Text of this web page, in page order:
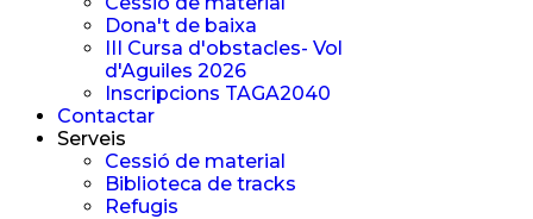
Dona't de baixa
III Cursa d'obstacles- Vol
d'Aguiles 2026
Inscripcions TAGA2040
Contactar
Serveis
Cessió de material
Biblioteca de tracks
Refugis